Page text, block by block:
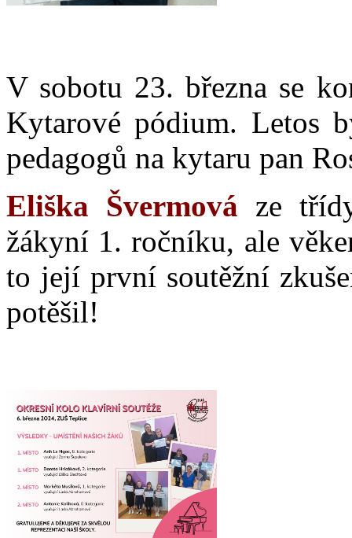
V sobotu 23. března se
Kytarové pódium. Letos
pedagogů na kytaru pan
Eliška Švermová ze
žákyní 1. ročníku, ale
to její první soutěžní
potěšil!